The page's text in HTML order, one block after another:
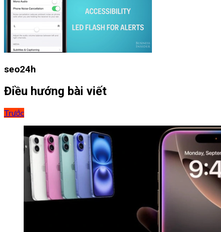
seo24h
Điều hướng bài viết
Trước